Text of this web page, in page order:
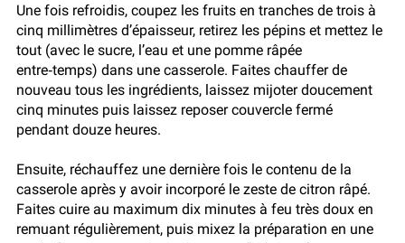
Une fois refroidis, coupez les fruits en tranches de trois à
cinq millimètres d’épaisseur, retirez les pépins et mettez le
tout (avec le sucre, l’eau et une pomme râpée
entre‑temps) dans une casserole. Faites chauffer de
nouveau tous les ingrédients, laissez mijoter doucement
cinq minutes puis laissez reposer couvercle fermé
pendant douze heures.
Ensuite, réchauffez une dernière fois le contenu de la
casserole après y avoir incorporé le zeste de citron râpé.
Faites cuire au maximum dix minutes à feu très doux en
remuant régulièrement, puis mixez la préparation en une